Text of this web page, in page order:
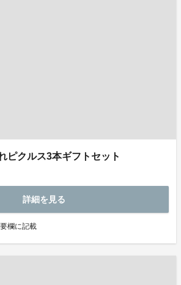
ピクルス3本ギフトセット
詳細を見る
欄に記載